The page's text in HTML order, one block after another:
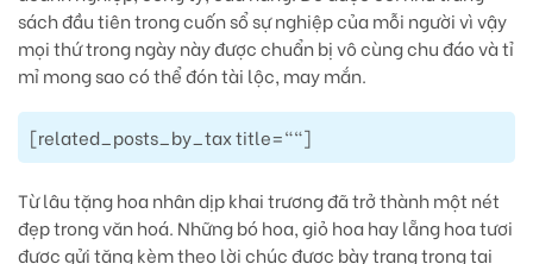
sách đầu tiên trong cuốn sổ sự nghiệp của mỗi người vì vậy
mọi thứ trong ngày này được chuẩn bị vô cùng chu đáo và tỉ
mỉ mong sao có thể đón tài lộc, may mắn.
[related_posts_by_tax title=""]
Từ lâu tặng hoa nhân dịp khai trương đã trở thành một nét
đẹp trong văn hoá. Những bó hoa, giỏ hoa hay lẵng hoa tươi
được gửi tặng kèm theo lời chúc được bày trang trọng tại